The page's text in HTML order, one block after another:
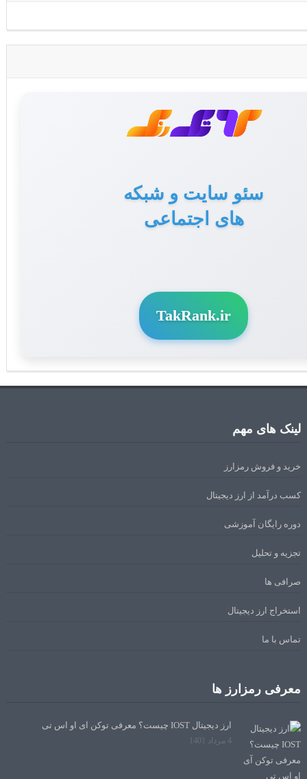
سئو سایت و شبکه
های اجتماعی
تولید محتوا برای سایت
و سوشال مدیا
TakRank.ir
لینک های مهم
خرید و فروش رمزارز
کسب درآمد از ارز دیجیتال
دوره رایگان آموزشی
تجزیه و تحلیل
صرافی ها
استخراج ارز دیجیتال
تماس با ما
معرفی رمزارز ها
ارز دیجیتال IOST چیست؟ معرفی توکن آی او اس تی
4 مرداد 1401